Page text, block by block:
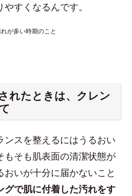
すくなるんです。
が多い時期のこと
れたときは、クレン
ンスを整えるにはうるおい
もそも肌表面の清潔状態が
いが十分に届かないこと
グで肌に付着した汚れをす